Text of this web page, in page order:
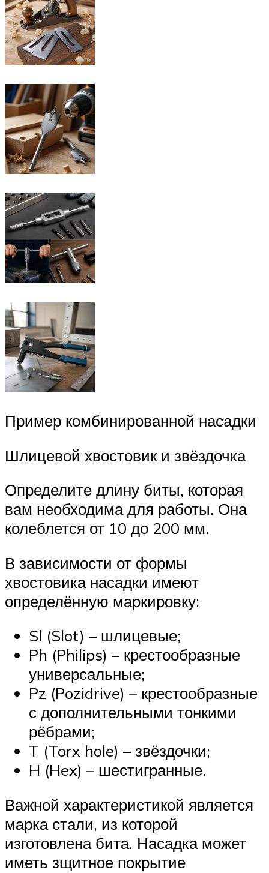
Пример комбинированной насадки
Шлицевой хвостовик и звёздочка
Определите длину биты, которая
вам необходима для работы. Она
колеблется от 10 до 200 мм.
В зависимости от формы
хвостовика насадки имеют
определённую маркировку:
Sl (Slot) – шлицевые;
Ph (Philips) – крестообразные
универсальные;
Pz (Pozidrive) – крестообразные
с дополнительными тонкими
рёбрами;
T (Torx hole) – звёздочки;
H (Hex) – шестигранные.
Важной характеристикой является
марка стали, из которой
изготовлена бита. Насадка может
иметь зщитное покрытие